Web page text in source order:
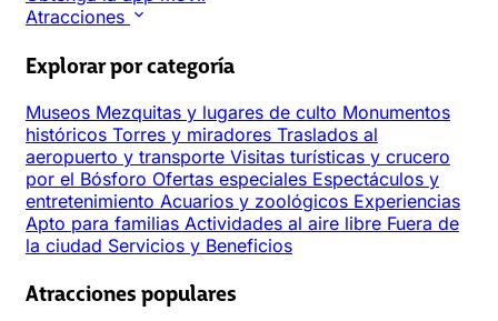
Atracciones
Explorar por categoría
Museos Mezquitas y lugares de culto Monumentos
históricos Torres y miradores Traslados al
aeropuerto y transporte Visitas turísticas y crucero
por el Bósforo Ofertas especiales Espectáculos y
entretenimiento Acuarios y zoológicos Experiencias
Apto para familias Actividades al aire libre Fuera de
la ciudad Servicios y Beneficios
Atracciones populares